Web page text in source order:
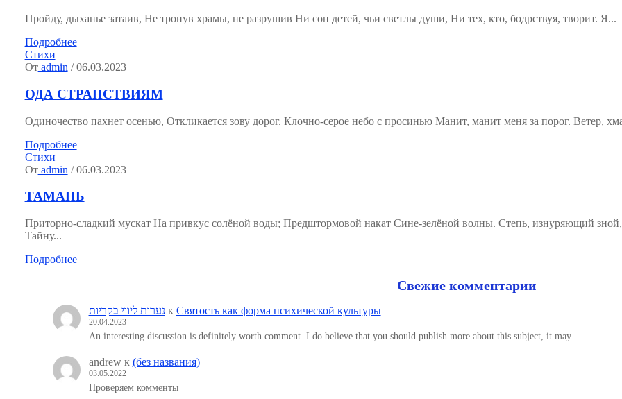
Пройду, дыханье затаив, Не тронув храмы, не разрушив Ни сон детей, чьи светлы души, Ни тех, кто, бодрствуя, творит. Я...
Подробнее
Стихи
Отadmin / 06.03.2023
ОДА СТРАНСТВИЯМ
Одиночество пахнет осенью, Откликается зову дорог. Клочно-серое небо с просинью Манит, манит меня за порог. Ветер,
Подробнее
Стихи
Отadmin / 06.03.2023
ТАМАНЬ
Приторно-сладкий мускат На привкус солёной воды; Предштормовой накат Сине-зелёной волны. Степь, изнуряющий
Тайну...
Подробнее
Свежие комментарии
נערות ליווי בקריותк Святость как форма психической культуры
20.04.2023
An interesting discussion is definitely worth comment. I do believe that you should publish more about this subject, it may…
andrewк (без названия)
03.05.2022
Проверяем комменты